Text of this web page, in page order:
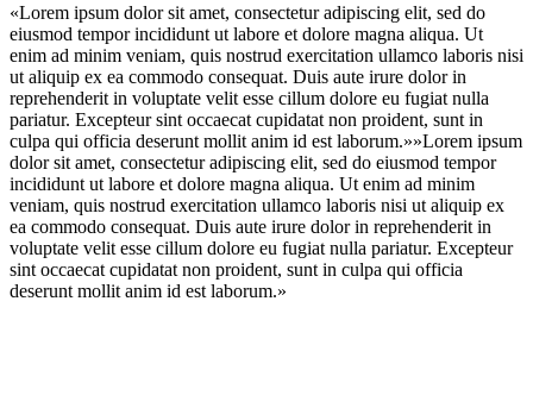
«Lorem ipsum dolor sit amet, consectetur adipiscing elit, sed do
eiusmod tempor incididunt ut labore et dolore magna aliqua. Ut
enim ad minim veniam, quis nostrud exercitation ullamco laboris nisi
ut aliquip ex ea commodo consequat. Duis aute irure dolor in
reprehenderit in voluptate velit esse cillum dolore eu fugiat nulla
pariatur. Excepteur sint occaecat cupidatat non proident, sunt in
culpa qui officia deserunt mollit anim id est laborum.»»Lorem ipsum
dolor sit amet, consectetur adipiscing elit, sed do eiusmod tempor
incididunt ut labore et dolore magna aliqua. Ut enim ad minim
veniam, quis nostrud exercitation ullamco laboris nisi ut aliquip ex
ea commodo consequat. Duis aute irure dolor in reprehenderit in
voluptate velit esse cillum dolore eu fugiat nulla pariatur. Excepteur
sint occaecat cupidatat non proident, sunt in culpa qui officia
deserunt mollit anim id est laborum.»